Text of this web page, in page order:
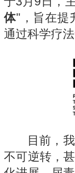
体"，旨在提
通过科学疗
目前，我
不可逆转，